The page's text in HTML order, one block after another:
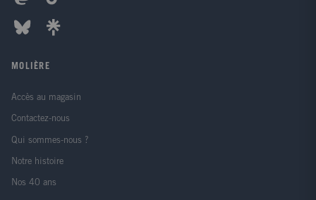
MOLIÈRE
Accès au magasin
Contactez-nous
Qui sommes-nous ?
Notre histoire
Nos 40 ans